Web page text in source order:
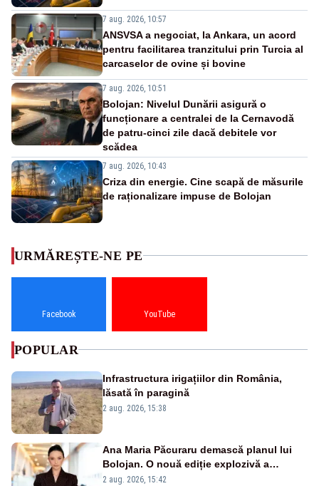
7 aug. 2026, 10:57
ANSVSA a negociat, la Ankara, un acord
pentru facilitarea tranzitului prin Turcia al
carcaselor de ovine și bovine
7 aug. 2026, 10:51
Bolojan: Nivelul Dunării asigură o
funcționare a centralei de la Cernavodă
de patru-cinci zile dacă debitele vor
scădea
7 aug. 2026, 10:43
Criza din energie. Cine scapă de măsurile
de raționalizare impuse de Bolojan
URMĂREȘTE-NE PE
Facebook YouTube
POPULAR
Infrastructura irigațiilor din România,
lăsată în paragină
2 aug. 2026, 15:38
Ana Maria Păcuraru demască planul lui
Bolojan. O nouă ediție explozivă a
emisiunii „Miza Zilei” la Realitatea PLUS
2 aug. 2026, 15:42